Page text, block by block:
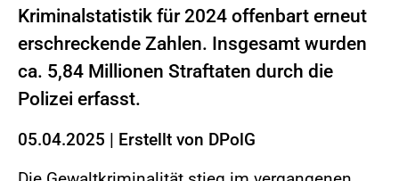
Kriminalstatistik für 2024 offenbart erneut
erschreckende Zahlen. Insgesamt wurden
ca. 5,84 Millionen Straftaten durch die
Polizei erfasst.
05.04.2025 | Erstellt von DPolG